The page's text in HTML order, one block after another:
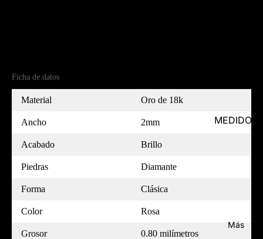
MEDIDOR
Más
Ficha de datos
Material Oro de 18k
Ancho 2mm
Acabado Brillo
Piedras Diamante
Forma Clásica
Color Rosa
Grosor 0.80 milímetros